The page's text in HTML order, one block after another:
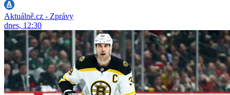
Aktuálně.cz - Zprávy
dnes, 12:30